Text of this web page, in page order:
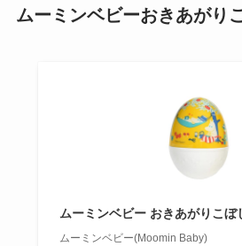
ムーミンベビーおきあがり
ムーミンベビー おきあがりこぼ
ムーミンベビー(Moomin Baby)